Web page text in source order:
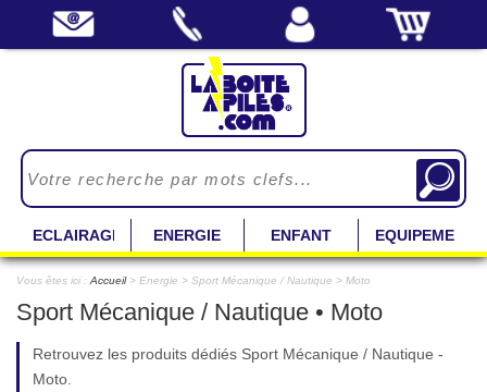
ECLAIRAGE ENERGIE ENFANT EQUIPEMENT
Vous êtes ici : Accueil> Energie > Sport Mécanique / Nautique > Moto
Sport Mécanique / Nautique • Moto
Retrouvez les produits dédiés Sport Mécanique / Nautique -
Moto.